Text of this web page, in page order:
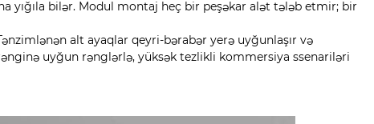
yığıla bilər. Modul montaj heç bir peşəkar alət tələb etmir; bir
alt ayaqlar qeyri-bərabər yerə uyğunlaşır və
uyğun rənglərlə, yüksək tezlikli kommersiya ssenariləri